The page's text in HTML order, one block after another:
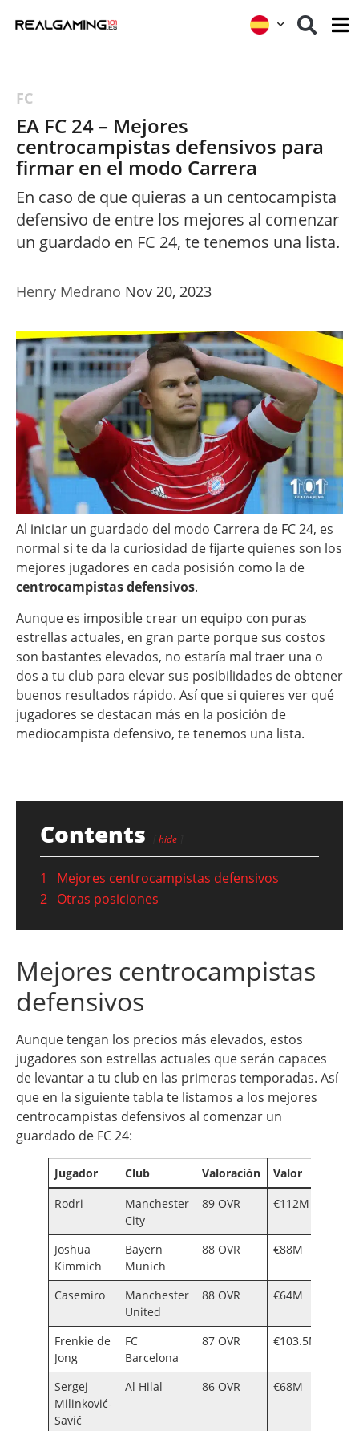
FC
EA FC 24 – Mejores
centrocampistas defensivos para
firmar en el modo Carrera
En caso de que quieras a un centocampista
defensivo de entre los mejores al comenzar
un guardado en FC 24, te tenemos una lista.
Henry Medrano Nov 20, 2023
Al iniciar un guardado del modo Carrera de FC 24, es
normal si te da la curiosidad de fijarte quienes son los
mejores jugadores en cada posisión como la de
centrocampistas defensivos.
Aunque es imposible crear un equipo con puras
estrellas actuales, en gran parte porque sus costos
son bastantes elevados, no estaría mal traer una o
dos a tu club para elevar sus posibilidades de obtener
buenos resultados rápido. Así que si quieres ver qué
jugadores se destacan más en la posición de
mediocampista defensivo, te tenemos una lista.
Contents hide
1
Mejores centrocampistas defensivos
2 Otras posiciones
Mejores centrocampistas
defensivos
Aunque tengan los precios más elevados, estos
jugadores son estrellas actuales que serán capaces
de levantar a tu club en las primeras temporadas. Así
que en la siguiente tabla te listamos a los mejores
centrocampistas defensivos al comenzar un
guardado de FC 24:
Jugador Club Valoración Valor
Rodri
Manchester
City
89 OVR €112M
Joshua
Kimmich
Bayern
Munich
88 OVR €88M
Casemiro
Manchester
United
88 OVR €64M
Frenkie de
Jong
FC
Barcelona
87 OVR €103.5M
Sergej
Milinković-
Savić
Al Hilal 86 OVR €68M